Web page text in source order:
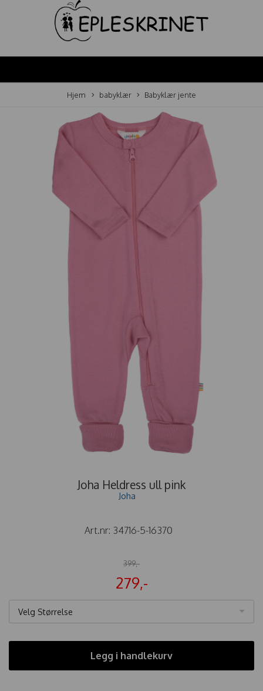
Hjem babyklær Babyklær jente
Joha Heldress ull pink
Joha
Art.nr: 34716-5-16370
399,-
279,-
Velg Størrelse
Legg i handlekurv